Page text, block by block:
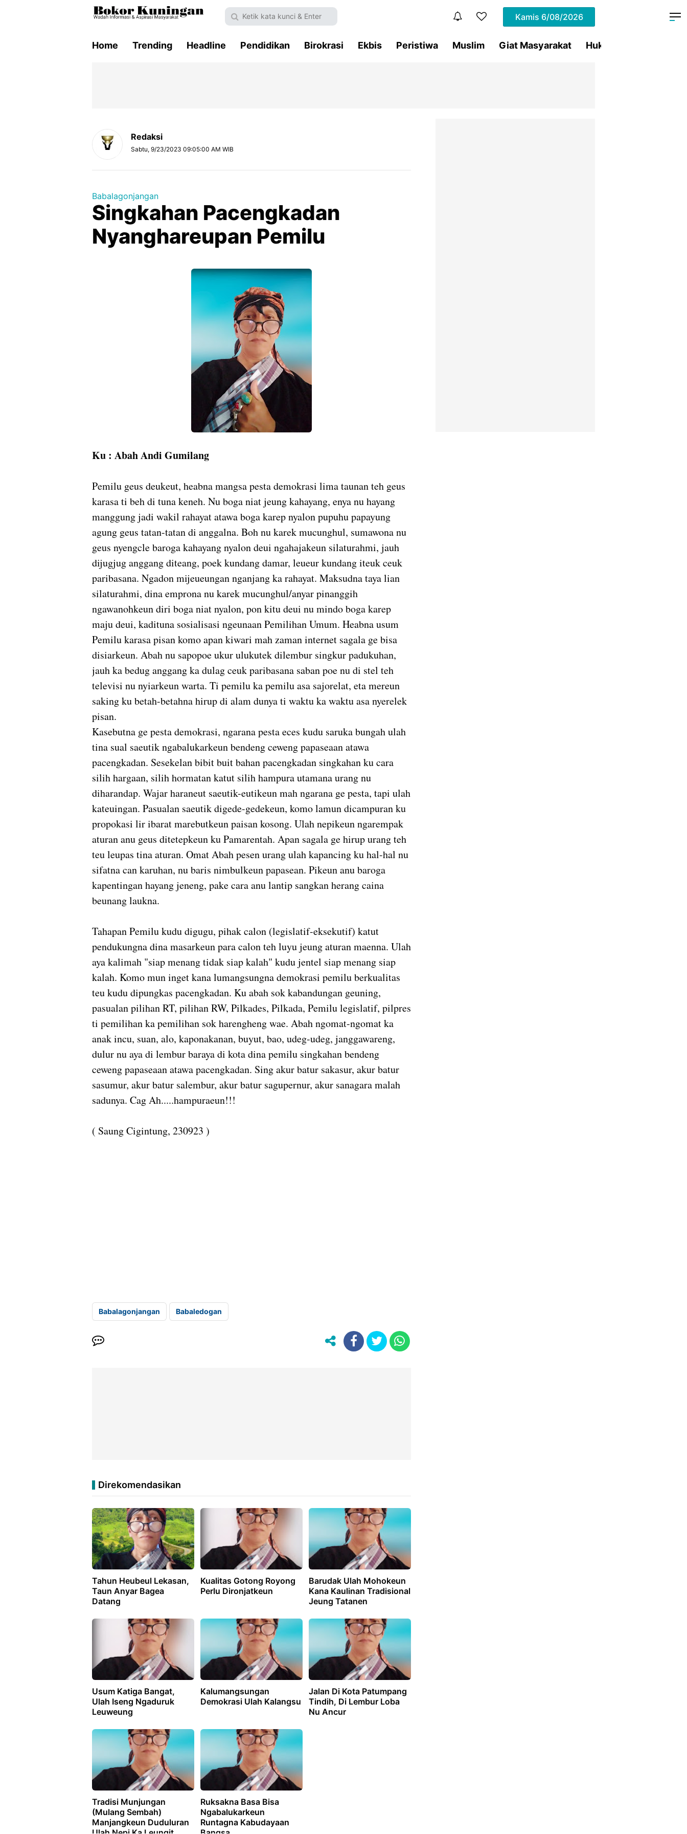
Kamis 6/08/2026
Home Trending Headline Pendidikan Birokrasi Ekbis Peristiwa Muslim Giat Masyarakat Hukum
Redaksi
Sabtu, 9/23/2023 09:05:00 AM WIB
Babalagonjangan
Singkahan Pacengkadan
Nyanghareupan Pemilu
Ku : Abah Andi Gumilang
Pemilu geus deukeut, heabna mangsa pesta demokrasi lima taunan teh geus
karasa ti beh di tuna keneh. Nu boga niat jeung kahayang, enya nu hayang
manggung jadi wakil rahayat atawa boga karep nyalon pupuhu papayung
agung geus tatan-tatan di anggalna. Boh nu karek mucunghul, sumawona nu
geus nyengcle baroga kahayang nyalon deui ngahajakeun silaturahmi, jauh
dijugjug anggang diteang, poek kundang damar, leueur kundang iteuk ceuk
paribasana. Ngadon mijeueungan nganjang ka rahayat. Maksudna taya lian
silaturahmi, dina emprona nu karek mucunghul/anyar pinanggih
ngawanohkeun diri boga niat nyalon, pon kitu deui nu mindo boga karep
maju deui, kadituna sosialisasi ngeunaan Pemilihan Umum. Heabna usum
Pemilu karasa pisan komo apan kiwari mah zaman internet sagala ge bisa
disiarkeun. Abah nu sapopoe ukur ulukutek dilembur singkur padukuhan,
jauh ka bedug anggang ka dulag ceuk paribasana saban poe nu di stel teh
televisi nu nyiarkeun warta. Ti pemilu ka pemilu asa sajorelat, eta mereun
saking ku betah-betahna hirup di alam dunya ti waktu ka waktu asa nyerelek
pisan.
Kasebutna ge pesta demokrasi, ngarana pesta eces kudu saruka bungah ulah
tina sual saeutik ngabalukarkeun bendeng ceweng papaseaan atawa
pacengkadan. Sesekelan bibit buit bahan pacengkadan singkahan ku cara
silih hargaan, silih hormatan katut silih hampura utamana urang nu
diharandap. Wajar haraneut saeutik-eutikeun mah ngarana ge pesta, tapi ulah
kateuingan. Pasualan saeutik digede-gedekeun, komo lamun dicampuran ku
propokasi lir ibarat marebutkeun paisan kosong. Ulah nepikeun ngarempak
aturan anu geus ditetepkeun ku Pamarentah. Apan sagala ge hirup urang teh
teu leupas tina aturan. Omat Abah pesen urang ulah kapancing ku hal-hal nu
sifatna can karuhan, nu baris nimbulkeun papasean. Pikeun anu baroga
kapentingan hayang jeneng, pake cara anu lantip sangkan herang caina
beunang laukna.
Tahapan Pemilu kudu digugu, pihak calon (legislatif-eksekutif) katut
pendukungna dina masarkeun para calon teh luyu jeung aturan maenna. Ulah
aya kalimah "siap menang tidak siap kalah" kudu jentel siap menang siap
kalah. Komo mun inget kana lumangsungna demokrasi pemilu berkualitas
teu kudu dipungkas pacengkadan. Ku abah sok kabandungan geuning,
pasualan pilihan RT, pilihan RW, Pilkades, Pilkada, Pemilu legislatif, pilpres
ti pemilihan ka pemilihan sok harengheng wae. Abah ngomat-ngomat ka
anak incu, suan, alo, kaponakanan, buyut, bao, udeg-udeg, janggawareng,
dulur nu aya di lembur baraya di kota dina pemilu singkahan bendeng
ceweng papaseaan atawa pacengkadan. Sing akur batur sakasur, akur batur
sasumur, akur batur salembur, akur batur sagupernur, akur sanagara malah
sadunya. Cag Ah.....hampuraeun!!!
( Saung Cigintung, 230923 )
Babalagonjangan Babaledogan
Direkomendasikan
Tahun Heubeul Lekasan,
Taun Anyar Bagea
Datang
Kualitas Gotong Royong
Perlu Dironjatkeun
Barudak Ulah Mohokeun
Kana Kaulinan Tradisional
Jeung Tatanen
Usum Katiga Bangat,
Ulah Iseng Ngaduruk
Leuweung
Kalumangsungan
Demokrasi Ulah Kalangsu
Jalan Di Kota Patumpang
Tindih, Di Lembur Loba
Nu Ancur
Tradisi Munjungan
(Mulang Sembah)
Manjangkeun Duduluran
Ruksakna Basa Bisa
Ngabalukarkeun
Runtagna Kabudayaan